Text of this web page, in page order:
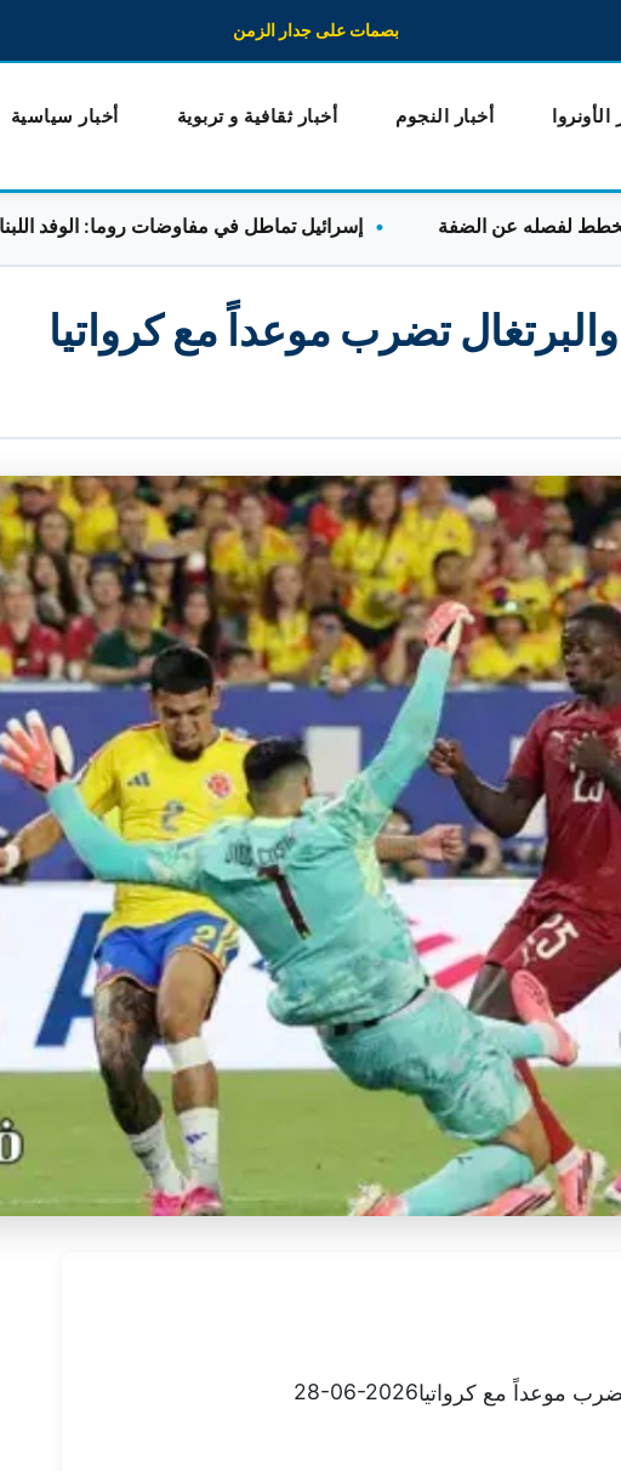
بصمات على جدار الزمن
الأونروا أخبار النجوم أخبار ثقافية و تربوية أخبار سياسية
إسرائيل تماطل في مفاوضات روما: الوفد اللبناني
تضرب موعداً مع كرواتيا
28-06-2026